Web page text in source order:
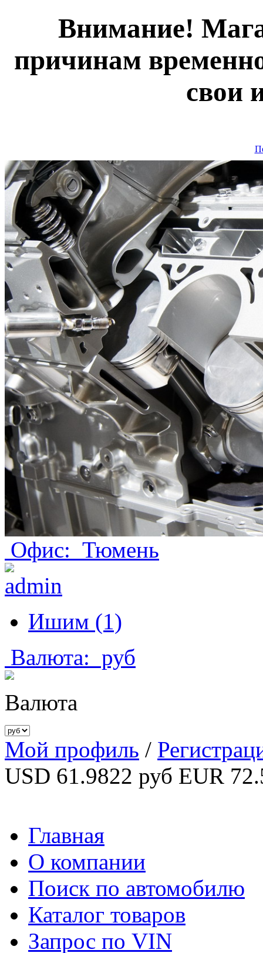
Внимание!
причинам
свои
Офис: Тюмень
Ишим (1)
Валюта: руб
Валюта
Мой профиль /
USD 61.9822 руб EUR
Главная
О компании
Поиск по автомобилю
Каталог товаров
Запрос по VIN